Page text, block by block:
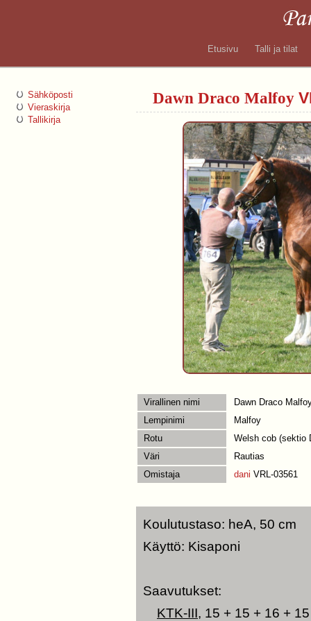
Etusivu Talli ja tilat
Sähköposti
Vieraskirja
Tallikirja
Dawn Draco Malfoy
Virallinen nimi
Dawn Draco
Lempinimi
Malfoy
Rotu
Welsh cob (sektio
Väri
Rautias
Omistaja
dani VRL-03561
Koulutustaso: heA, 50 cm
Käyttö: Kisaponi
Saavutukset:
KTK-III, 15 + 15 + 16 +